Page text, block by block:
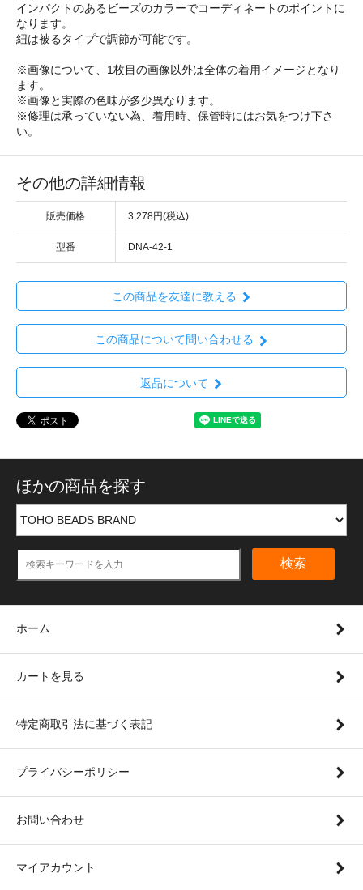
インパクトのあるビーズのカラーでコーディネートのポイントに
なります。
紐は被るタイプで調節が可能です。
※画像について、1枚目の画像以外は全体の着用イメージとなり
ます。
※画像と実際の色味が多少異なります。
※修理は承っていない為、着用時、保管時にはお気をつけ下さ
い。
その他の詳細情報
販売価格 3,278円(税込)
型番 DNA-42-1
この商品を友達に教える
この商品について問い合わせる
返品について
ほかの商品を探す
検索
ホーム
カートを見る
特定商取引法に基づく表記
プライバシーポリシー
お問い合わせ
マイアカウント